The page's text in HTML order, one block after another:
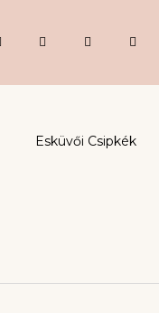
Esküvői Csipkék